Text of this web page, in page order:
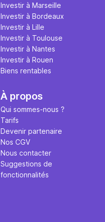
Investir à Marseille
Investir à Bordeaux
Investir à Lille
Investir à Toulouse
Investir à Nantes
Investir à Rouen
Biens rentables
À propos
Qui sommes-nous ?
Tarifs
Devenir partenaire
Nos CGV
Nous contacter
Suggestions de
fonctionnalités